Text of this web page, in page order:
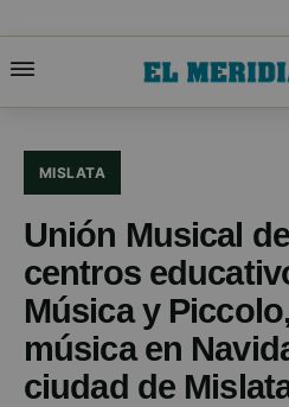
MISLATA
Unión Musical
centros
Música y
música en
ciudad de